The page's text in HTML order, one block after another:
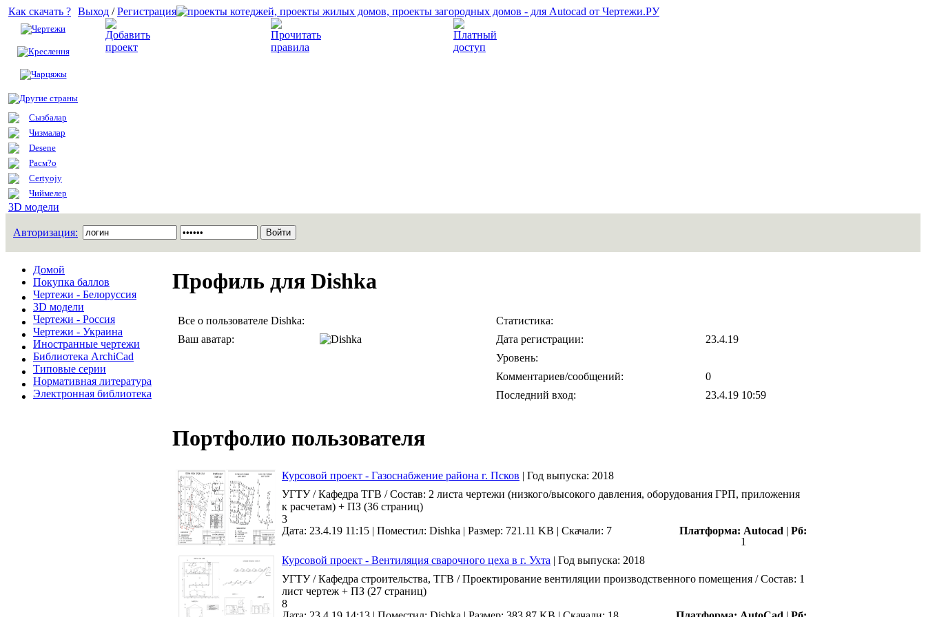
Как скачать ?
Чертежи
Креслення
Чарцяжы
Другие страны
Сызбалар
Чизмалар
Desene
Расм?о
Certyojy
Чиймелер
3D модели
Выход /Регистрация
Авторизация:
Домой
Покупка баллов
Чертежи - Белоруссия
3D модели
Чертежи - Россия
Чертежи - Украина
Иностранные чертежи
Библиотека ArchiCad
Типовые серии
Нормативная литература
Электронная библиотека
Профиль для Dishka
Все о пользователе Dishka:
Ваш аватар:
Статистика:
Дата регистрации:
23.4.19
Уровень:
Комментариев/сообщений:
0
Последний вход:
23.4.19 10:59
Портфолио пользователя
Курсовой проект - Газоснабжение района г. Псков | Год выпуска: 2018
УГТУ / Кафедра ТГВ / Состав: 2 листа чертежи (низкого/высокого давления, оборудования ГРП, приложения
к расчетам) + ПЗ (36 страниц)
3
Дата: 23.4.19 11:15 | Поместил: Dishka | Размер: 721.11 KB | Скачали: 7 Платформа: Autocad | Рб:
1
Курсовой проект - Вентиляция сварочного цеха в г. Ухта | Год выпуска: 2018
УГТУ / Кафедра строительства, ТГВ / Проектирование вентиляции производственного помещения / Состав: 1
лист чертеж + ПЗ (27 страниц)
8